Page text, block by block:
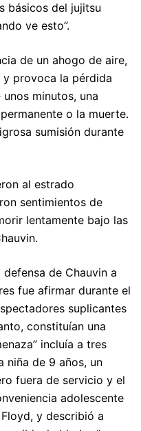
básicos del jujitsu
ve esto”.
de un ahogo de aire,
provoca la pérdida
minutos, una
o la muerte.
sumisión durante
al estrado
sentimientos de
lentamente bajo las
de Chauvin a
fue afirmar durante el
suplicantes
constituían una
incluía a tres
niña de 9 años, un
fuera de servicio y el
adolescente
y describió a